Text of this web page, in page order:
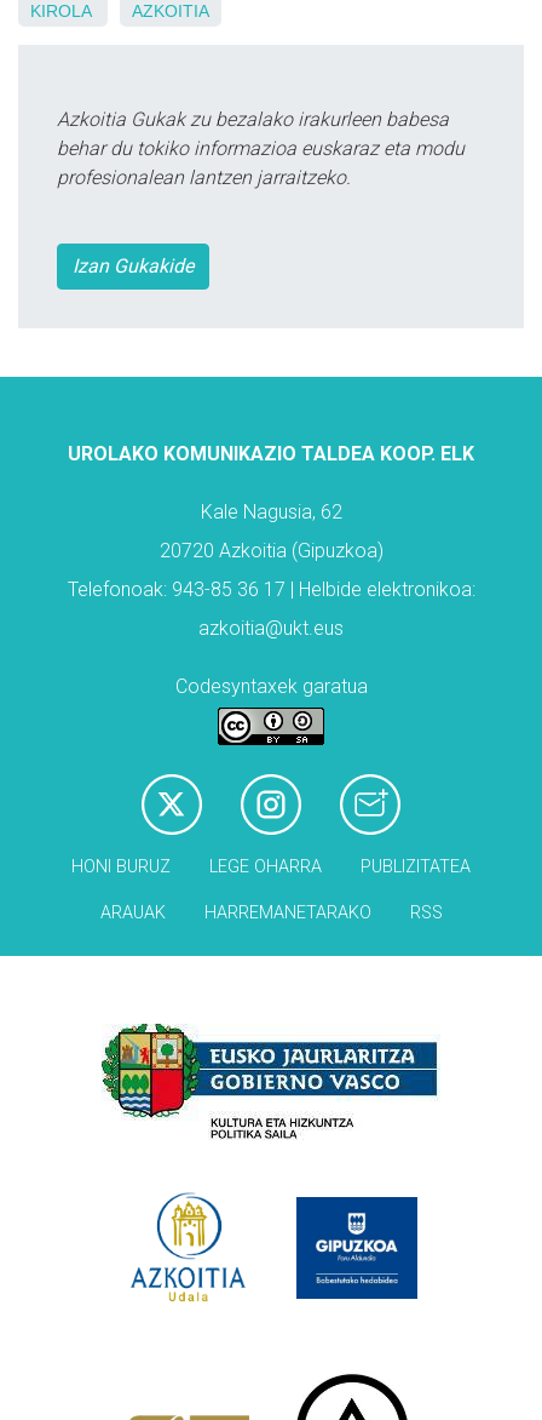
KIROLA AZKOITIA
Azkoitia Gukak zu bezalako irakurleen babesa
behar du tokiko informazioa euskaraz eta modu
profesionalean lantzen jarraitzeko.
Izan Gukakide
UROLAKO KOMUNIKAZIO TALDEA KOOP. ELK
Kale Nagusia, 62
20720 Azkoitia (Gipuzkoa)
Telefonoak: 943-85 36 17 | Helbide elektronikoa:
azkoitia@ukt.eus
Codesyntaxek garatua
HONI BURUZ LEGE OHARRA PUBLIZITATEA
ARAUAK HARREMANETARAKO RSS